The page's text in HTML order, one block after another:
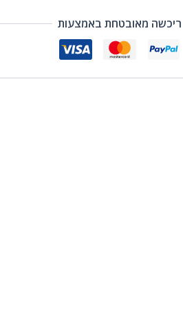
ריכשה מאובטחת באמצעות